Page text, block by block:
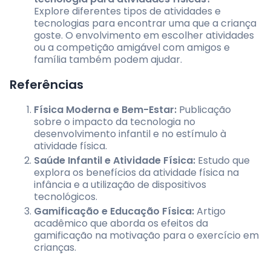
Explore diferentes tipos de atividades e
tecnologias para encontrar uma que a criança
goste. O envolvimento em escolher atividades
ou a competição amigável com amigos e
família também podem ajudar.
Referências
Física Moderna e Bem-Estar: Publicação
sobre o impacto da tecnologia no
desenvolvimento infantil e no estímulo à
atividade física.
Saúde Infantil e Atividade Física: Estudo que
explora os benefícios da atividade física na
infância e a utilização de dispositivos
tecnológicos.
Gamificação e Educação Física:Artigo
acadêmico que aborda os efeitos da
gamificação na motivação para o exercício em
crianças.